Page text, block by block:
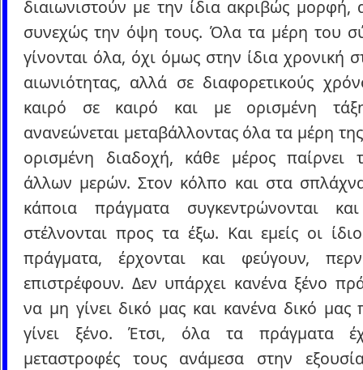
διαιωνιστούν με την ίδια ακριβώς μορφή,
συνεχώς την όψη τους. Όλα τα μέρη του
γίνονται όλα, όχι όμως στην ίδια χρονική
αιωνιότητας, αλλά σε διαφορετικούς
καιρό σε καιρό και με ορισμένη
ανανεώνεται μεταβάλλοντας όλα τα μέρη
ορισμένη διαδοχή, κάθε μέρος παίρνει
άλλων μερών. Στον κόλπο και στα
κάποια πράγματα συγκεντρώνονται
στέλνονται προς τα έξω. Και εμείς οι
πράγματα, έρχονται και φεύγουν,
επιστρέφουν. Δεν υπάρχει κανένα ξένο
να μη γίνει δικό μας και κανένα δικό
γίνει ξένο. Έτσι, όλα τα πράγματα
μεταστροφές τους ανάμεσα στην